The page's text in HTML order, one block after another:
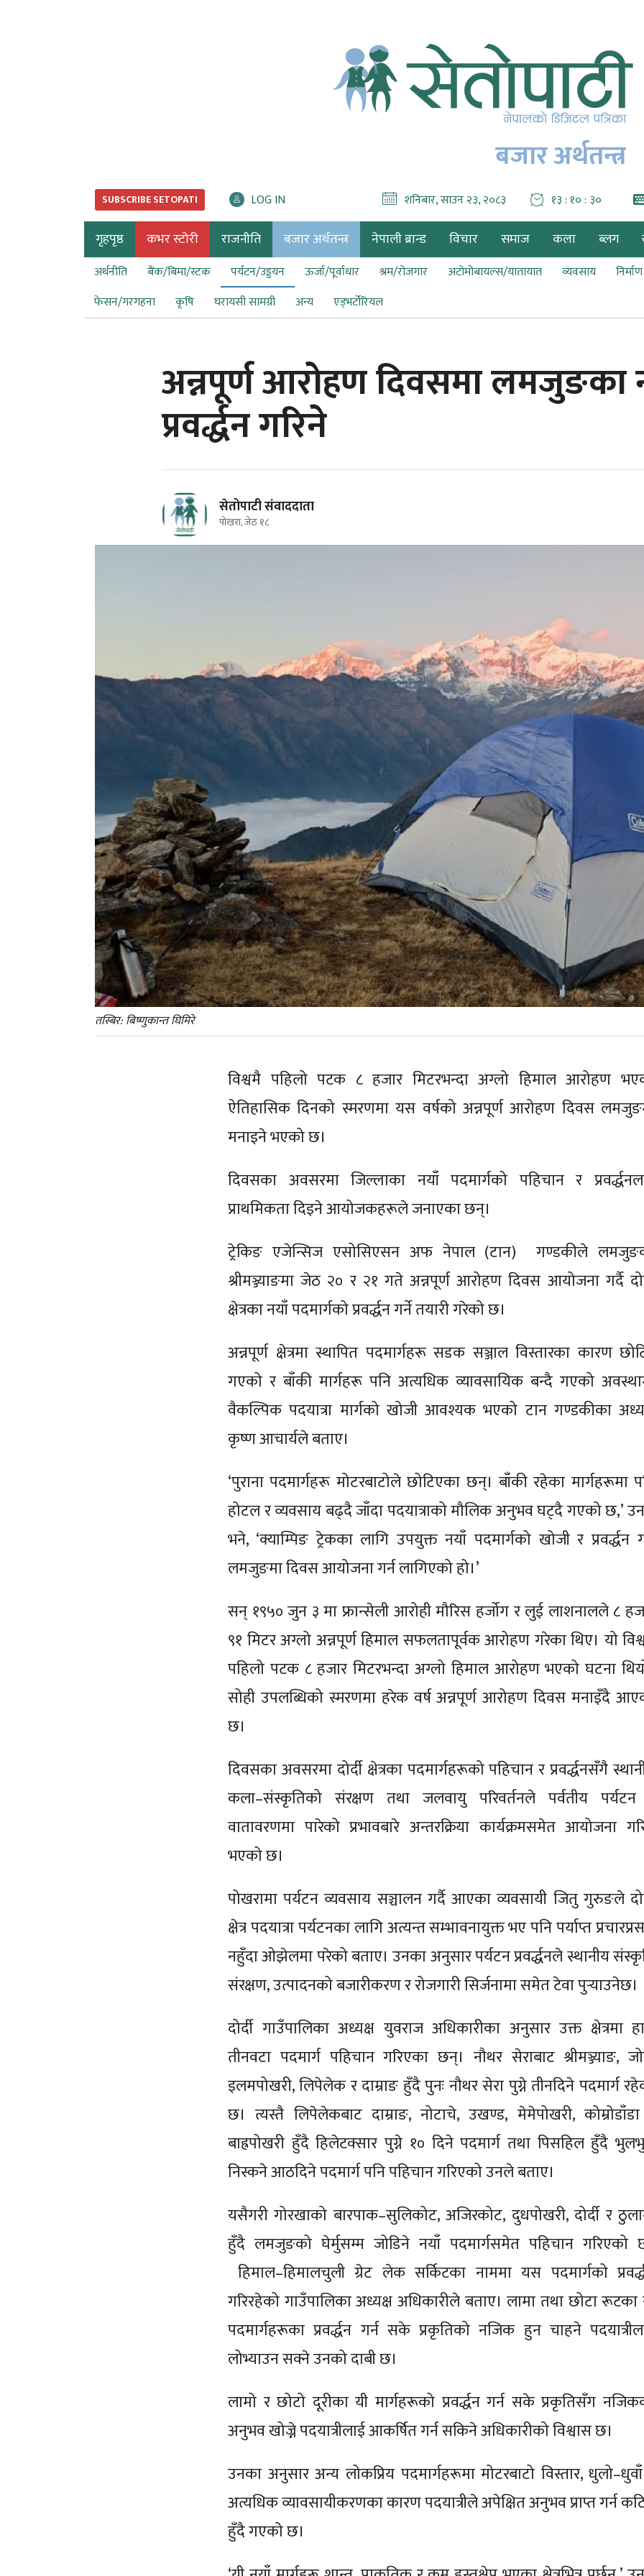
बजार अर्थतन्त्र
SUBSCRIBE SETOPATI LOG IN शनिबार, साउन २३, २०८३ १३ : १० : ३१
गृहपृष्ठ कभर स्टोरी राजनीति बजार अर्थतन्त्र नेपाली ब्रान्ड विचार समाज कला ब्लग
अर्थनीति बैंक/बिमा/स्टक पर्यटन/उड्डयन ऊर्जा/पूर्वाधार श्रम/रोजगार अटोमोबायल्स/यातायात व्यवसाय
फेसन/गरगहना
कृषि घरायसी सामग्री अन्य एड्भर्टोरियल
अन्नपूर्ण आरोहण दिवसमा लमजुङका
प्रवर्द्धन गरिने
सेतोपाटी संवाददाता
पोखरा, जेठ १८
तस्बिर: बिष्णुकान्त घिमिरे
विश्वमै पहिलो पटक ८ हजार मिटरभन्दा अग्लो हिमाल आरोहण
ऐतिहासिक दिनको स्मरणमा यस वर्षको अन्नपूर्ण आरोहण दिवस
मनाइने भएको छ।
दिवसका अवसरमा जिल्लाका नयाँ पदमार्गको पहिचान र
प्राथमिकता दिइने आयोजकहरूले जनाएका छन्।
ट्रेकिङ एजेन्सिज एसोसिएसन अफ नेपाल (टान) गण्डकीले
श्रीमञ्ज्याङमा जेठ २० र २१ गते अन्नपूर्ण आरोहण दिवस आयोजना गर्दै
क्षेत्रका नयाँ पदमार्गको प्रवर्द्धन गर्ने तयारी गरेको छ।
अन्नपूर्ण क्षेत्रमा स्थापित पदमार्गहरू सडक सञ्जाल विस्तारका कारण
गएको र बाँकी मार्गहरू पनि अत्यधिक व्यावसायिक बन्दै गएको
वैकल्पिक पदयात्रा मार्गको खोजी आवश्यक भएको टान गण्डकीका
कृष्ण आचार्यले बताए।
‘पुराना पदमार्गहरू मोटरबाटोले छोटिएका छन्। बाँकी रहेका मार्गहरूमा
होटल र व्यवसाय बढ्दै जाँदा पदयात्राको मौलिक अनुभव घट्दै गएको छ,’
भने, ‘क्याम्पिङ ट्रेकका लागि उपयुक्त नयाँ पदमार्गको खोजी र प्रवर्द्धन
लमजुङमा दिवस आयोजना गर्न लागिएको हो।’
सन् १९५० जुन ३ मा फ्रान्सेली आरोही मौरिस हर्जोग र लुई लाशनालले ८
९१ मिटर अग्लो अन्नपूर्ण हिमाल सफलतापूर्वक आरोहण गरेका थिए। यो
पहिलो पटक ८ हजार मिटरभन्दा अग्लो हिमाल आरोहण भएको घटना
सोही उपलब्धिको स्मरणमा हरेक वर्ष अन्नपूर्ण आरोहण दिवस मनाइँदै
छ।
दिवसका अवसरमा दोर्दी क्षेत्रका पदमार्गहरूको पहिचान र प्रवर्द्धनसँगै
कला–संस्कृतिको संरक्षण तथा जलवायु परिवर्तनले पर्वतीय
वातावरणमा पारेको प्रभावबारे अन्तरक्रिया कार्यक्रमसमेत आयोजना
भएको छ।
पोखरामा पर्यटन व्यवसाय सञ्चालन गर्दै आएका व्यवसायी जितु गुरुङले
क्षेत्र पदयात्रा पर्यटनका लागि अत्यन्त सम्भावनायुक्त भए पनि पर्याप्त
नहुँदा ओझेलमा परेको बताए। उनका अनुसार पर्यटन प्रवर्द्धनले स्थानीय
संरक्षण, उत्पादनको बजारीकरण र रोजगारी सिर्जनामा समेत टेवा पुर्‍याउनेछ।
दोर्दी गाउँपालिका अध्यक्ष युवराज अधिकारीका अनुसार उक्त क्षेत्रमा
तीनवटा पदमार्ग पहिचान गरिएका छन्। नौथर सेराबाट श्रीमञ्ज्याङ,
इलमपोखरी, लिपेलेक र दाम्राङ हुँदै पुनः नौथर सेरा पुग्ने तीनदिने पदमार्ग
छ। त्यस्तै लिपेलेकबाट दाम्राङ, नोटाचे, उखण्ड, मेमेपोखरी,
बाह्रपोखरी हुँदै हिलेटक्सार पुग्ने १० दिने पदमार्ग तथा पिसहिल हुँदै
निस्कने आठदिने पदमार्ग पनि पहिचान गरिएको उनले बताए।
यसैगरी गोरखाको बारपाक–सुलिकोट, अजिरकोट, दुधपोखरी, दोर्दी र
हुँदै लमजुङको घेर्मुसम्म जोडिने नयाँ पदमार्गसमेत पहिचान गरिएको
हिमाल–हिमालचुली ग्रेट लेक सर्किटका नाममा यस पदमार्गको
गरिरहेको गाउँपालिका अध्यक्ष अधिकारीले बताए। लामा तथा छोटा रूटका
पदमार्गहरूका प्रवर्द्धन गर्न सके प्रकृतिको नजिक हुन चाहने
लोभ्याउन सक्ने उनको दाबी छ।
लामो र छोटो दूरीका यी मार्गहरूको प्रवर्द्धन गर्न सके प्रकृतिसँग
अनुभव खोज्ने पदयात्रीलाई आकर्षित गर्न सकिने अधिकारीको विश्वास छ।
उनका अनुसार अन्य लोकप्रिय पदमार्गहरूमा मोटरबाटो विस्तार,
अत्यधिक व्यावसायीकरणका कारण पदयात्रीले अपेक्षित अनुभव प्राप्त गर्न
हुँदै गएको छ।